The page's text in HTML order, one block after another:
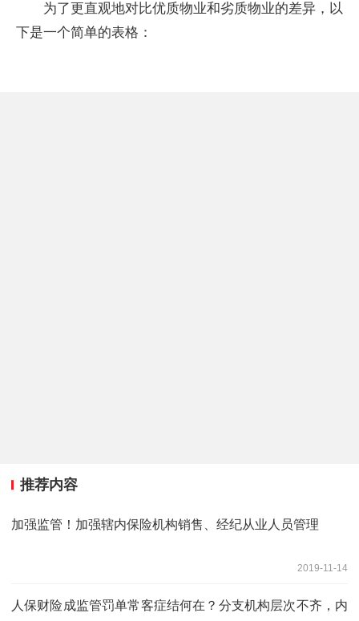
为了更直观地对比优质物业和劣质物业的差异，以
下是一个简单的表格：
推荐内容
加强监管！加强辖内保险机构销售、经纪从业人员管理
2019-11-14
人保财险成监管罚单常客症结何在？分支机构层次不齐，内